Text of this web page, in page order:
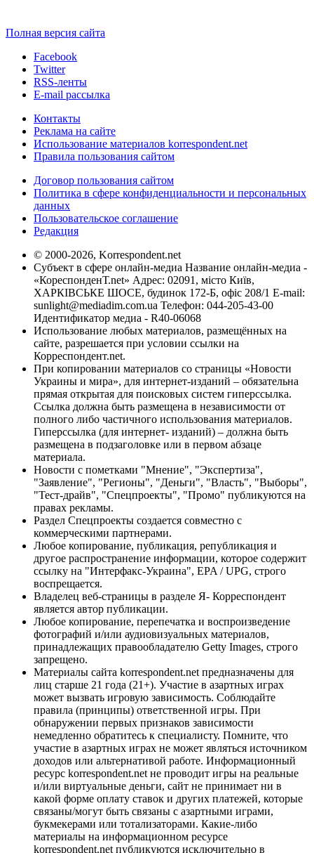
Полная версия сайта
Facebook
Twitter
RSS-ленты
E-mail рассылка
Контакты
Реклама на сайте
Использование материалов korrespondent.net
Правила пользования сайтом
Договор пользования сайтом
Политика в сфере конфиденциальности и персональных
данных
Пользовательское соглашение
Редакция
© 2000-2026, Korrespondent.net
Субъект в сфере онлайн-медиа Название онлайн-медиа -
«КореспонденТ.net» Адрес: 02091, місто Київ,
ХАРКІВСЬКЕ ШОСЕ, будинок 172-Б, офіс 208/1 E-mail:
sunlight@mediadim.com.ua Телефон: 044-205-43-00
Идентификатор медиа - R40-06068
Использование любых материалов, размещённых на
сайте, разрешается при условии ссылки на
Корреспондент.net.
При копировании материалов со страницы «Новости
Украины и мира», для интернет-изданий – обязательна
прямая открытая для поисковых систем гиперссылка.
Ссылка должна быть размещена в независимости от
полного либо частичного использования материалов.
Гиперссылка (для интернет- изданий) – должна быть
размещена в подзаголовке или в первом абзаце
материала.
Новости с пометками "Мнение", "Экспертиза",
"Заявление", "Регионы", "Деньги", "Власть", "Выборы",
"Тест-драйв", "Спецпроекты", "Промо" публикуются на
правах рекламы.
Раздел Спецпроекты создается совместно с
коммерческими партнерами.
Любое копирование, публикация, републикация и
другое распространение информации, которое содержит
ссылку на "Интерфакс-Украина", EPA / UPG, строго
воспрещается.
Владелец веб-страницы в разделе Я- Корреспондент
является автор публикации.
Любое копирование, перепечатка и воспроизведение
фотографий и/или аудиовизуальных материалов,
принадлежащих правообладателю Getty Images, строго
запрещено.
Материалы сайта korrespondent.net предназначены для
лиц старше 21 года (21+). Участие в азартных играх
может вызвать игровую зависимость. Соблюдайте
правила (принципы) ответственной игры. При
обнаружении первых признаков зависимости
немедленно обратитесь к специалисту. Помните, что
участие в азартных играх не может являться источником
доходов или альтернативой работе. Информационный
ресурс korrespondent.net не проводит игры на реальные
и/или виртуальные деньги, сайт не принимает ни в
какой форме оплату ставок и других платежей, которые
связаны/могут быть связаны с азартными играми,
букмекерами или тотализаторами. Какие-либо
материалы на информационном ресурсе
korrespondent.net публикуются исключительно в